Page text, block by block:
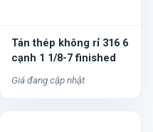
Tán thép không rỉ 316 6
cạnh 1 1/8-7 finished
Giá đang cập nhật